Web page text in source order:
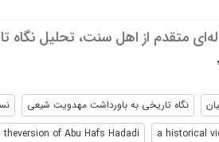
متقدم از اهل سنت، تحلیل نگاه
؛
نگاه تاریخی به باورداشت مهدویت شیعی
a historical
theversion of Abu Hafs Hadadi